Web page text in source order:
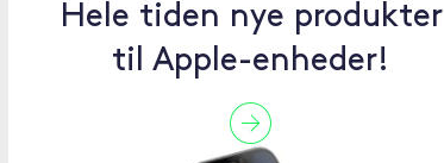
Hele tiden nye produkter
til Apple-enheder!